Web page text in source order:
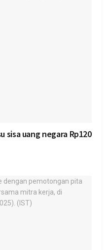
sisa uang negara Rp120